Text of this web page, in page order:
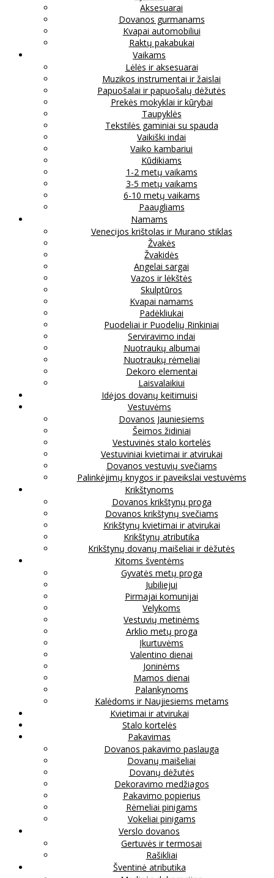
Aksesuarai
Dovanos gurmanams
Kvapai automobiliui
Raktų pakabukai
Vaikams
Lėlės ir aksesuarai
Muzikos instrumentai ir žaislai
Papuošalai ir papuošalų dėžutės
Prekės mokyklai ir kūrybai
Taupyklės
Tekstilės gaminiai su spauda
Vaikiški indai
Vaiko kambariui
Kūdikiams
1-2 metų vaikams
3-5 metų vaikams
6-10 metų vaikams
Paaugliams
Namams
Venecijos krištolas ir Murano stiklas
Žvakės
Žvakidės
Angelai sargai
Vazos ir lėkštės
Skulptūros
Kvapai namams
Padėkliukai
Puodeliai ir Puodelių Rinkiniai
Serviravimo indai
Nuotraukų albumai
Nuotraukų rėmeliai
Dekoro elementai
Laisvalaikiui
Idėjos dovanų keitimuisi
Vestuvėms
Dovanos Jauniesiems
Šeimos židiniai
Vestuvinės stalo kortelės
Vestuviniai kvietimai ir atvirukai
Dovanos vestuvių svečiams
Palinkėjimų knygos ir paveikslai vestuvėms
Krikštynoms
Dovanos krikštynų proga
Dovanos krikštynų svečiams
Krikštynų kvietimai ir atvirukai
Krikštynų atributika
Krikštynų dovanų maišeliai ir dėžutės
Kitoms šventėms
Gyvatės metų proga
Jubiliejui
Pirmajai komunijai
Velykoms
Vestuvių metinėms
Arklio metų proga
Įkurtuvėms
Valentino dienai
Joninėms
Mamos dienai
Palankynoms
Kalėdoms ir Naujiesiems metams
Kvietimai ir atvirukai
Stalo kortelės
Pakavimas
Dovanos pakavimo paslauga
Dovanų maišeliai
Dovanų dėžutės
Dekoravimo medžiagos
Pakavimo popierius
Rėmeliai pinigams
Vokeliai pinigams
Verslo dovanos
Gertuvės ir termosai
Rašikliai
Šventinė atributika